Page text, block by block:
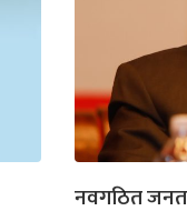
नवगठित जनता